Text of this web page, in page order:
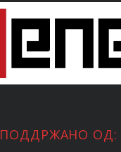
ПОДДРЖАНО ОД: